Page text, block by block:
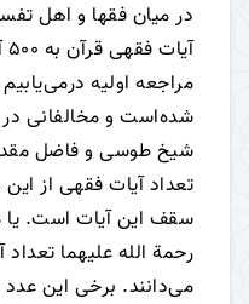
در میان فقها و اهل
مراجعه اولیه
شده‌است و مخالفانی در
شیخ طوسی و فاضل
تعداد آیات فقهی از
سقف این آیات است. یا